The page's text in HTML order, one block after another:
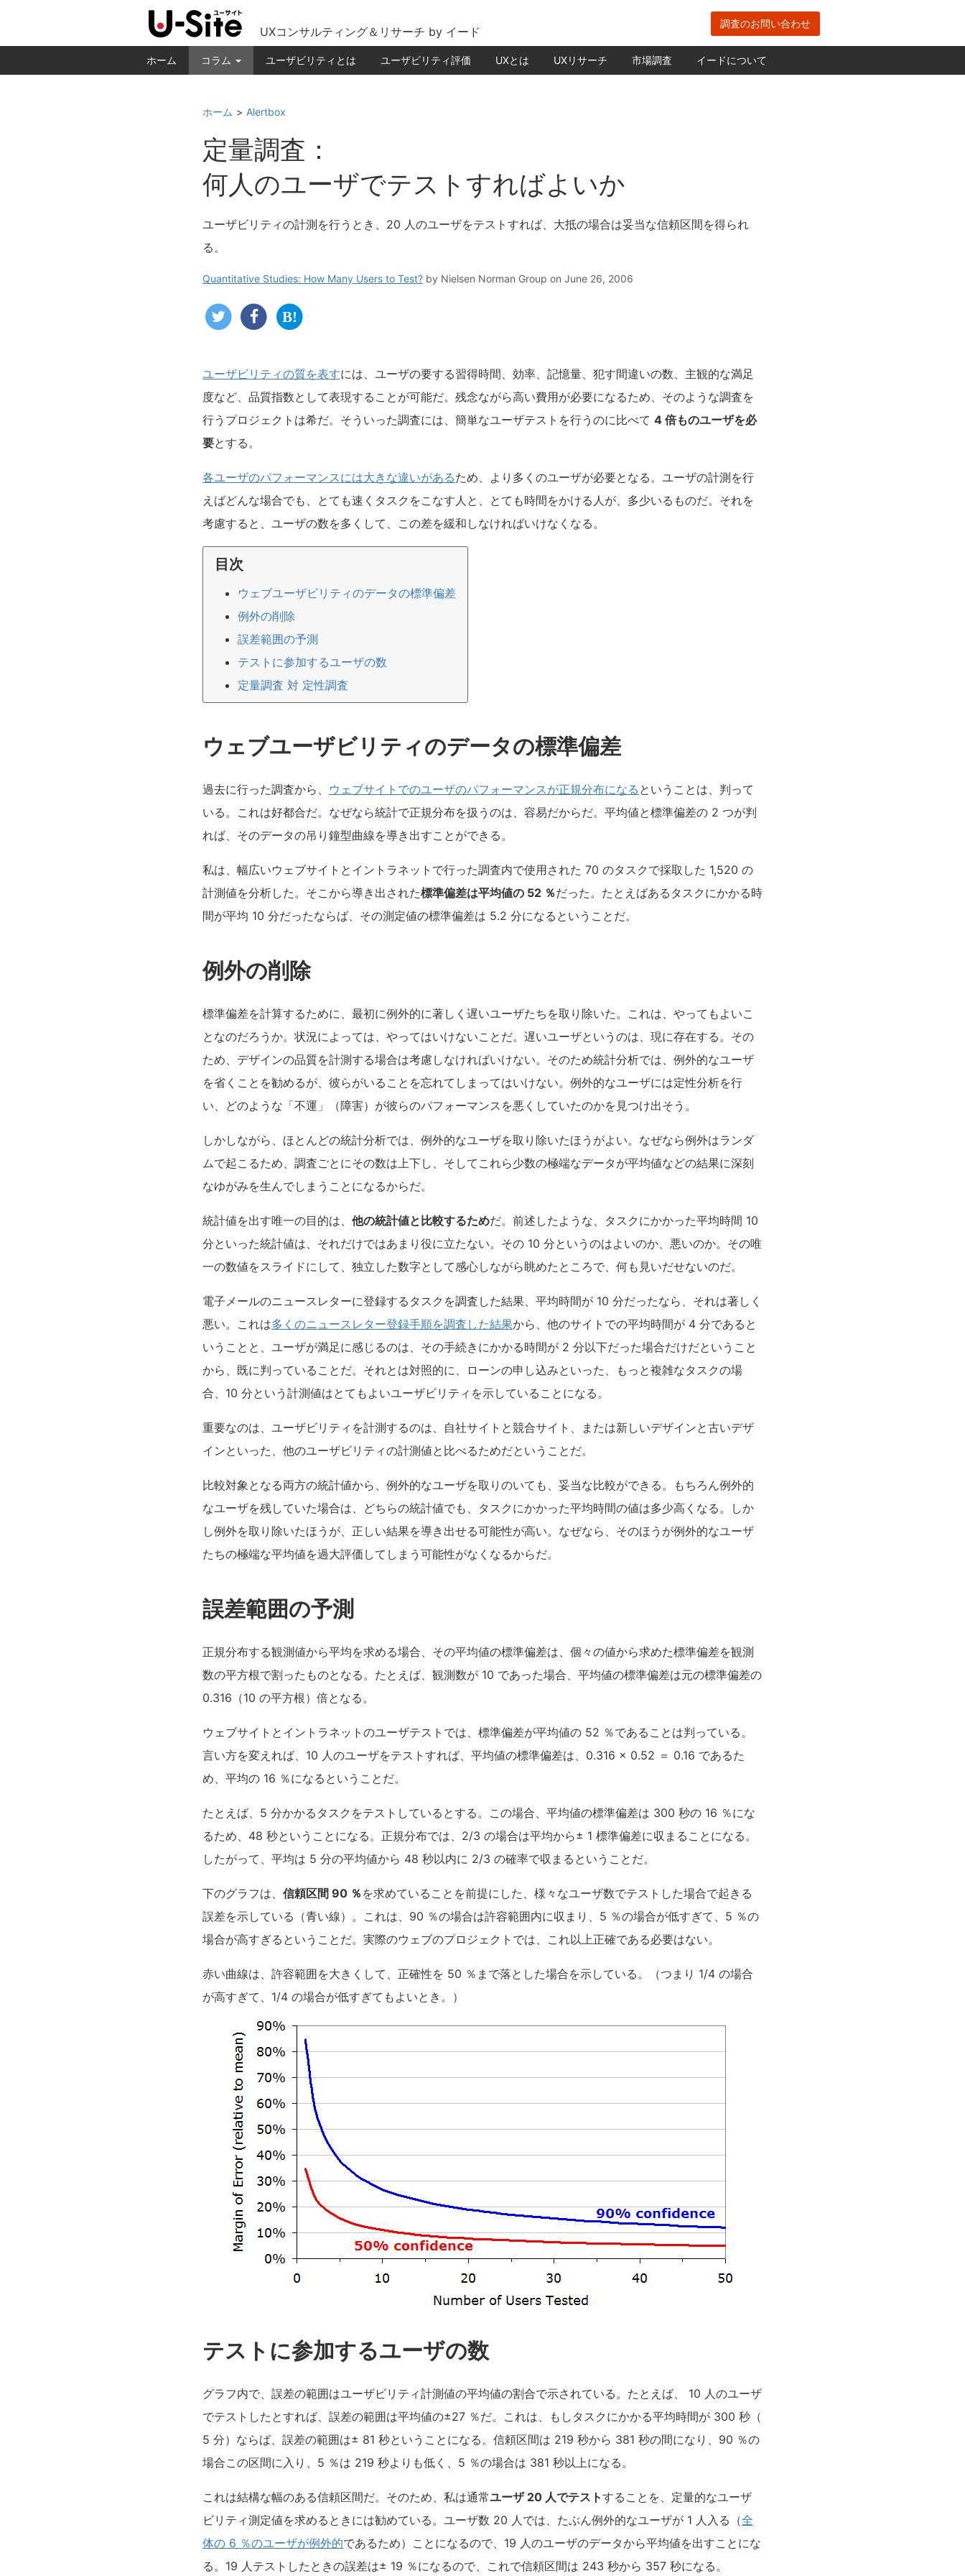
UXコンサルティング＆リサーチ by イード
調査のお問い合わせ
ホーム コラム ユーザビリティとは ユーザビリティ評価 UXとは UXリサーチ 市場調査 イードについて
ホーム Alertbox
定量調査：
何人のユーザでテストすればよいか
ユーザビリティの計測を行うとき、20 人のユーザをテストすれば、大抵の場合は妥当な信頼区間を得られ
る。
Quantitative Studies: How Many Users to Test? by Nielsen Norman Group on June 26, 2006
ユーザビリティの質を表すには、ユーザの要する習得時間、効率、記憶量、犯す間違いの数、主観的な満足
度など、品質指数として表現することが可能だ。残念ながら高い費用が必要になるため、そのような調査を
行うプロジェクトは希だ。そういった調査には、簡単なユーザテストを行うのに比べて 4 倍ものユーザを必
要とする。
各ユーザのパフォーマンスには大きな違いがあるため、より多くのユーザが必要となる。ユーザの計測を行
えばどんな場合でも、とても速くタスクをこなす人と、とても時間をかける人が、多少いるものだ。それを
考慮すると、ユーザの数を多くして、この差を緩和しなければいけなくなる。
目次
ウェブユーザビリティのデータの標準偏差
例外の削除
誤差範囲の予測
テストに参加するユーザの数
定量調査 対 定性調査
ウェブユーザビリティのデータの標準偏差
過去に行った調査から、 ウェブサイトでのユーザのパフォーマンスが正規分布になる ということは、判って
いる。これは好都合だ。なぜなら統計で正規分布を扱うのは、容易だからだ。平均値と標準偏差の 2 つが判
れば、そのデータの吊り鐘型曲線を導き出すことができる。
私は、幅広いウェブサイトとイントラネットで行った調査内で使用された 70 のタスクで採取した 1,520 の
計測値を分析した。そこから導き出された標準偏差は平均値の 52 ％だった。たとえばあるタスクにかかる時
間が平均 10 分だったならば、その測定値の標準偏差は 5.2 分になるということだ。
例外の削除
標準偏差を計算するために、最初に例外的に著しく遅いユーザたちを取り除いた。これは、やってもよいこ
となのだろうか。状況によっては、やってはいけないことだ。遅いユーザというのは、現に存在する。その
ため、デザインの品質を計測する場合は考慮しなければいけない。そのため統計分析では、例外的なユーザ
を省くことを勧めるが、彼らがいることを忘れてしまってはいけない。例外的なユーザには定性分析を行
い、どのような「不運」（障害）が彼らのパフォーマンスを悪くしていたのかを見つけ出そう。
しかしながら、ほとんどの統計分析では、例外的なユーザを取り除いたほうがよい。なぜなら例外はランダ
ムで起こるため、調査ごとにその数は上下し、そしてこれら少数の極端なデータが平均値などの結果に深刻
なゆがみを生んでしまうことになるからだ。
統計値を出す唯一の目的は、 他の統計値と比較するためだ。前述したような、タスクにかかった平均時間 10
分といった統計値は、それだけではあまり役に立たない。その 10 分というのはよいのか、悪いのか。その唯
一の数値をスライドにして、独立した数字として感心しながら眺めたところで、何も見いだせないのだ。
電子メールのニュースレターに登録するタスクを調査した結果、平均時間が 10 分だったなら、それは著しく
悪い。これは多くのニュースレター登録手順を調査した結果から、他のサイトでの平均時間が 4 分であると
いうことと、ユーザが満足に感じるのは、その手続きにかかる時間が 2 分以下だった場合だけだということ
から、既に判っていることだ。それとは対照的に、ローンの申し込みといった、もっと複雑なタスクの場
合、10 分という計測値はとてもよいユーザビリティを示していることになる。
重要なのは、ユーザビリティを計測するのは、自社サイトと競合サイト、または新しいデザインと古いデザ
インといった、他のユーザビリティの計測値と比べるためだということだ。
比較対象となる両方の統計値から、例外的なユーザを取りのいても、妥当な比較ができる。もちろん例外的
なユーザを残していた場合は、どちらの統計値でも、タスクにかかった平均時間の値は多少高くなる。しか
し例外を取り除いたほうが、正しい結果を導き出せる可能性が高い。なぜなら、そのほうが例外的なユーザ
たちの極端な平均値を過大評価してしまう可能性がなくなるからだ。
誤差範囲の予測
正規分布する観測値から平均を求める場合、その平均値の標準偏差は、個々の値から求めた標準偏差を観測
数の平方根で割ったものとなる。たとえば、観測数が 10 であった場合、平均値の標準偏差は元の標準偏差の
0.316（10 の平方根）倍となる。
ウェブサイトとイントラネットのユーザテストでは、標準偏差が平均値の 52 ％であることは判っている。
言い方を変えれば、10 人のユーザをテストすれば、平均値の標準偏差は、0.316 × 0.52 ＝ 0.16 であるた
め、平均の 16 ％になるということだ。
たとえば、5 分かかるタスクをテストしているとする。この場合、平均値の標準偏差は 300 秒の 16 ％にな
るため、48 秒ということになる。正規分布では、2/3 の場合は平均から± 1 標準偏差に収まることになる。
したがって、平均は 5 分の平均値から 48 秒以内に 2/3 の確率で収まるということだ。
下のグラフは、 信頼区間 90 ％ を求めていることを前提にした、様々なユーザ数でテストした場合で起きる
誤差を示している（青い線）。これは、90 ％の場合は許容範囲内に収まり、5 ％の場合が低すぎて、5 ％の
場合が高すぎるということだ。実際のウェブのプロジェクトでは、これ以上正確である必要はない。
赤い曲線は、許容範囲を大きくして、正確性を 50 ％まで落とした場合を示している。（つまり 1/4 の場合
が高すぎて、1/4 の場合が低すぎてもよいとき。）
テストに参加するユーザの数
グラフ内で、誤差の範囲はユーザビリティ計測値の平均値の割合で示されている。たとえば、 10 人のユーザ
でテストしたとすれば、誤差の範囲は平均値の±27 ％だ。これは、もしタスクにかかる平均時間が 300 秒（
5 分）ならば、誤差の範囲は± 81 秒ということになる。信頼区間は 219 秒から 381 秒の間になり、90 ％の
場合この区間に入り、5 ％は 219 秒よりも低く、5 ％の場合は 381 秒以上になる。
これは結構な幅のある信頼区間だ。そのため、私は通常ユーザ 20 人でテストすることを、定量的なユーザ
ビリティ測定値を求めるときには勧めている。ユーザ数 20 人では、たぶん例外的なユーザが 1 人入る（全
体の 6 ％のユーザが例外的であるため）ことになるので、19 人のユーザのデータから平均値を出すことにな
る。19 人テストしたときの誤差は± 19 ％になるので、これで信頼区間は 243 秒から 357 秒になる。